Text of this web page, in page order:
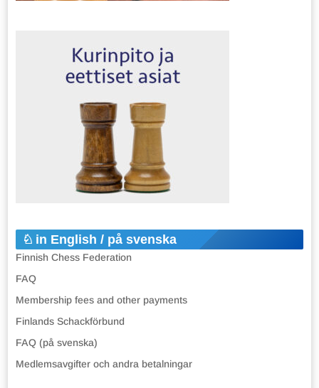
in English / på svenska
Finnish Chess Federation
FAQ
Membership fees and other payments
Finlands Schackförbund
FAQ (på svenska)
Medlemsavgifter och andra betalningar